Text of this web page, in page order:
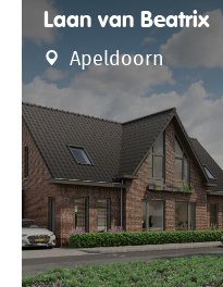
Laan van Beatrix
Apeldoorn